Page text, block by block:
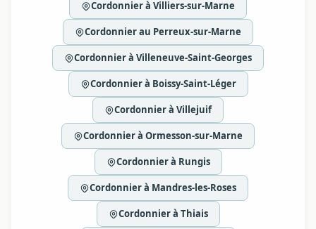
Cordonnier à Villiers-sur-Marne
Cordonnier au Perreux-sur-Marne
Cordonnier à Villeneuve-Saint-Georges
Cordonnier à Boissy-Saint-Léger
Cordonnier à Villejuif
Cordonnier à Ormesson-sur-Marne
Cordonnier à Rungis
Cordonnier à Mandres-les-Roses
Cordonnier à Thiais